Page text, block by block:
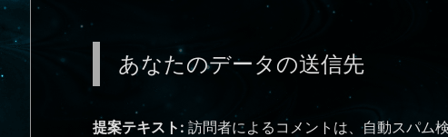
あなたのデータの送信先
提案テキスト: 訪問者によるコメントは、自動スパム